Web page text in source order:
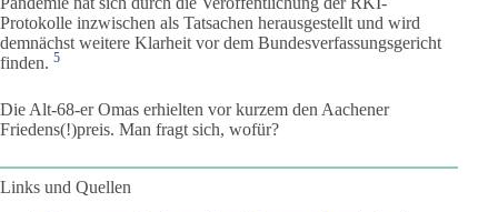
Protokolle inzwischen als Tatsachen herausgestellt und wird
demnächst weitere Klarheit vor dem Bundesverfassungsgericht
finden. 5
Die Alt-68-er Omas erhielten vor kurzem den Aachener
Friedens(!)preis. Man fragt sich, wofür?
Links und Quellen